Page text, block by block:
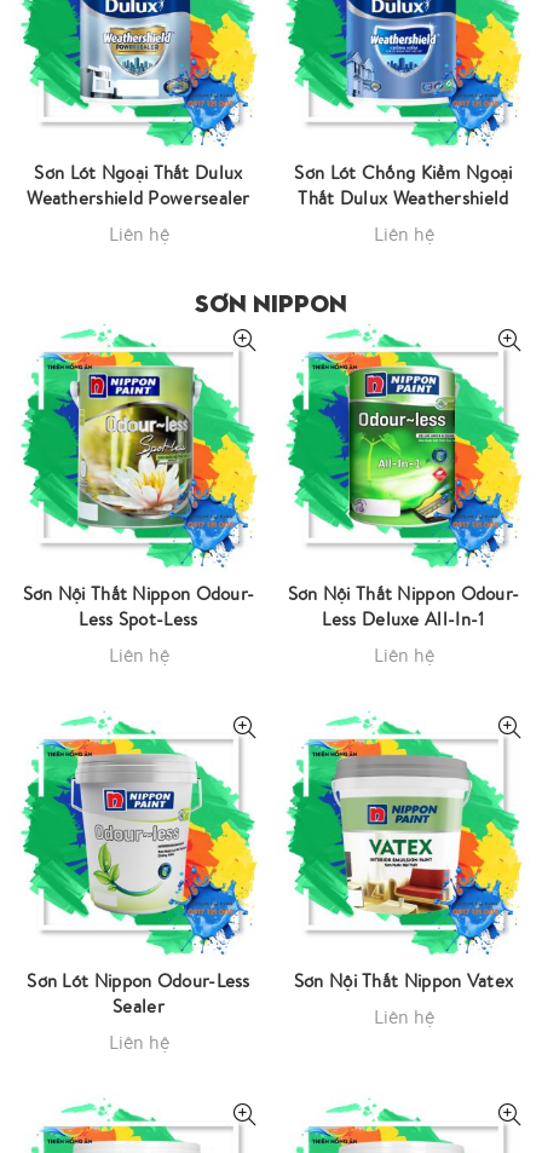
Sơn Lót Ngoại Thất Dulux
Weathershield Powersealer
Liên hệ
Sơn Lót Chống Kiềm Ngoại
Thất Dulux Weathershield
Liên hệ
SƠN NIPPON
Sơn Nội Thất Nippon Odour-
Less Spot-Less
Liên hệ
Sơn Nội Thất Nippon Odour-
Less Deluxe All-In-1
Liên hệ
Sơn Lót Nippon Odour-Less
Sealer
Liên hệ
Sơn Nội Thất Nippon Vatex
Liên hệ